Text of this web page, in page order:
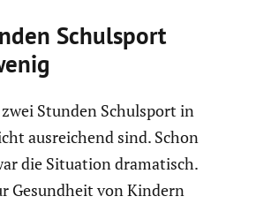
Schul­sport
Stunden Schul­sport in
ausrei­chend sind. Schon
die Situation drama­tisch.
Gesund­heit von Kindern